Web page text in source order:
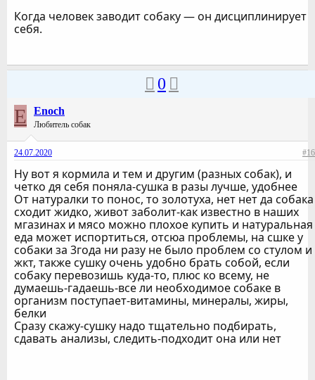
Когда человек заводит собаку — он дисциплинирует
себя.
0
E Enoch
Любитель собак
24.07.2020 #16
Ну вот я кормила и тем и другим (разных собак), и
четко дя себя поняла-сушка в разы лучше, удобнее
От натуралки то понос, то золотуха, нет нет да собака
сходит жидко, живот заболит-как известно в наших
мгазинах и мясо можно плохое купить и натуральная
еда может испортиться, отсюа проблемы, на сшке у
собаки за 3года ни разу не было проблем со стулом и
жкт, также сушку очень удобно брать собой, если
собаку перевозишь куда-то, плюс ко всему, не
думаешь-гадаешь-все ли необходимое собаке в
организм поступает-витамины, минералы, жиры,
белки
Сразу скажу-сушку надо тщательно подбирать,
сдавать анализы, следить-подходит она или нет